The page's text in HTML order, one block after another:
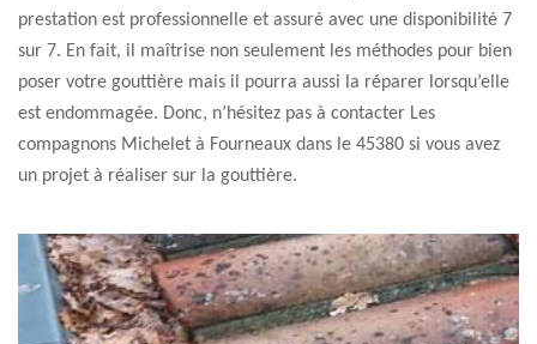
prestation est professionnelle et assuré avec une disponibilité 7
sur 7. En fait, il maîtrise non seulement les méthodes pour bien
poser votre gouttière mais il pourra aussi la réparer lorsqu’elle
est endommagée. Donc, n’hésitez pas à contacter Les
compagnons Michelet à Fourneaux dans le 45380 si vous avez
un projet à réaliser sur la gouttière.